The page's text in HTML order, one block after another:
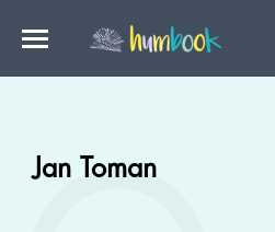
Jan Toman